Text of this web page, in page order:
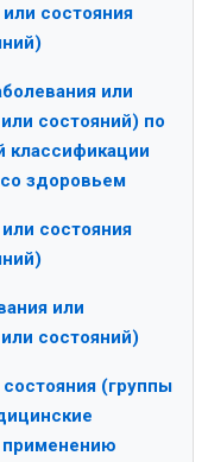
состояния
или
состояний) по
классификации
здоровьем
состояния
или
состояний)
(группы
применению